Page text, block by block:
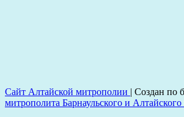
Сайт Алтайской митрополии | Создан по
митрополита Барнаульского и